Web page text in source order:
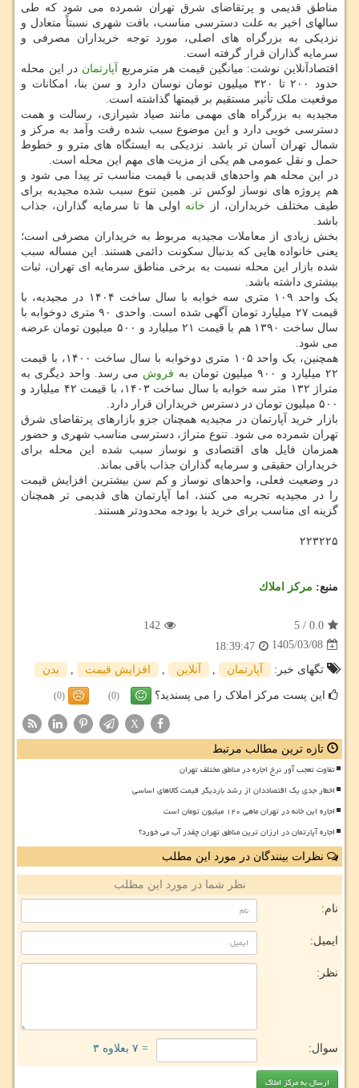
مناطق قدیمی و پرتقاضای شرق تهران شمرده می شود که طی
سالهای اخیر به علت دسترسی مناسب، بافت شهری نسبتاً متعادل و
نزدیکی به بزرگراه های اصلی، مورد توجه خریداران مصرفی و
سرمایه گذاران قرار گرفته است.
اقتصادآنلاین نوشت: میانگین قیمت هر مترمربع
آپارتمان در این محله
حدود ۲۰۰ تا ۳۲۰ میلیون تومان نوسان دارد و سن بنا، امکانات و
موقعیت ملک تأثیر مستقیم بر قیمتها گذاشته است.
مجیدیه به بزرگراه های مهمی مانند صیاد شیرازی، رسالت و همت
دسترسی خوبی دارد و این موضوع سبب شده رفت وآمد به مرکز و
شمال تهران آسان تر باشد. نزدیکی به ایستگاه های مترو و خطوط
حمل و نقل عمومی هم یکی از مزیت های مهم این محله است.
در این محله هم واحدهای قدیمی با قیمت مناسب تر پیدا می شود و
هم پروژه های نوساز لوکس تر. همین تنوع سبب شده مجیدیه برای
طیف مختلف خریداران، از خانه اولی ها تا سرمایه گذاران، جذاب
باشد.
بخش زیادی از معاملات مجیدیه مربوط به خریداران مصرفی است؛
یعنی خانواده هایی که بدنبال سکونت دائمی هستند. این مساله سبب
شده بازار این محله نسبت به برخی مناطق سرمایه ای تهران، ثبات
بیشتری داشته باشد.
یک واحد ۱۰۹ متری سه خوابه با سال ساخت ۱۴۰۴ در مجیدیه، با
قیمت ۲۷ میلیارد تومان آگهی شده است. واحدی ۹۰ متری دوخوابه با
سال ساخت ۱۳۹۰ هم با قیمت ۲۱ میلیارد و ۵۰۰ میلیون تومان عرضه
می شود.
همچنین، یک واحد ۱۰۵ متری دوخوابه با سال ساخت ۱۴۰۰، با قیمت
۲۲ میلیارد و ۹۰۰ میلیون تومان به
فروش می رسد. واحد دیگری به
متراژ ۱۳۲ متر سه خوابه با سال ساخت ۱۴۰۳، با قیمت ۴۲ میلیارد و
۵۰۰ میلیون تومان در دسترس خریداران قرار دارد.
بازار خرید آپارتمان در مجیدیه همچنان جزو بازارهای پرتقاضای شرق
تهران شمرده می شود. تنوع متراژ، دسترسی مناسب شهری و حضور
همزمان فایل های اقتصادی و نوساز سبب شده این محله برای
خریداران حقیقی و سرمایه گذاران جذاب باقی بماند.
در وضعیت فعلی، واحدهای نوساز و کم سن بیشترین افزایش قیمت
را در مجیدیه تجربه می کنند، اما آپارتمان های قدیمی تر همچنان
گزینه ای مناسب برای خرید با بودجه محدودتر هستند.
۲۲۳۲۲۵
منبع: مركز املاك
0.0
/
5
142
1405/03/08
18:39:47
تگهای خبر:
آپارتمان آنلاین افزایش قیمت بدن
این پست مرکز املاک را می پسندید؟ (0)
(0)
X
تازه ترین مطالب مرتبط
تفاوت تعجب آور نرخ اجاره در مناطق مختلف تهران
اخطار جدی یک اقتصاددان از رشد باردیگر قیمت کالاهای اساسی
اجاره این خانه در تهران ماهی ۱۲۰ میلیون تومان است
اجاره آپارتمان در ارزان ترین مناطق تهران چقدر آب می خورد؟
نظرات بینندگان در مورد این مطلب
نظر شما در مورد این مطلب
نام:
ایمیل:
نظر:
سوال: = ۷ بعلاوه ۳